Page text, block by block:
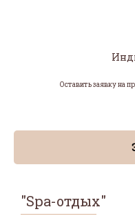
Оставить заявку на
"Spa-отдых"